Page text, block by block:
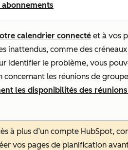
calendrier connecté et à vos
inattendus, comme des
identifier le problème, vous
les réunions de
les disponibilités des
à plus d’un compte HubSpot,
vos pages de planification